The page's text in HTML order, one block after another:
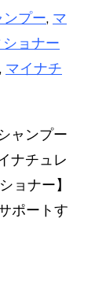
プー, マ
ョナー
, マイナチ
ャンプー
ナチュレ
ョナー】
ポートす